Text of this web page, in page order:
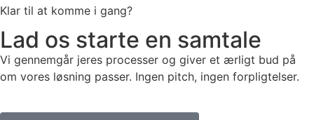
Klar til at komme i gang?
Lad os starte en samtale
Vi gennemgår jeres processer og giver et ærligt bud på
om vores løsning passer. Ingen pitch, ingen forpligtelser.